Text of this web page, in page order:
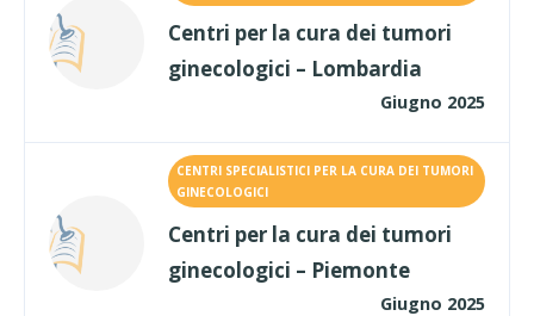
Centri per la cura dei tumori
ginecologici – Lombardia
Giugno 2025
CENTRI SPECIALISTICI PER LA CURA DEI TUMORI
GINECOLOGICI
Centri per la cura dei tumori
ginecologici – Piemonte
Giugno 2025